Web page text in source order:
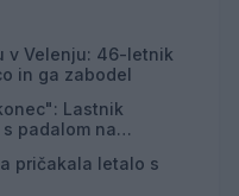
v Velenju: 46-letnik
in ga zabodel
Lastnik
padalom na
pričakala letalo s